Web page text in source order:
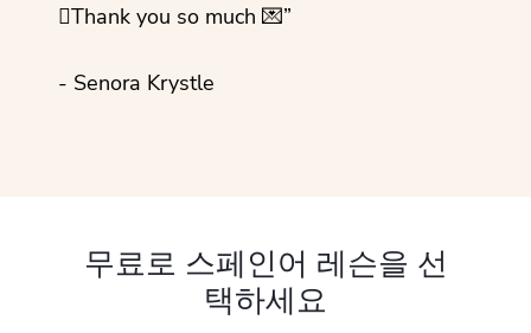
💜Thank you so much 💌”
- Senora Krystle
무료로 스페인어 레슨을 선
택하세요